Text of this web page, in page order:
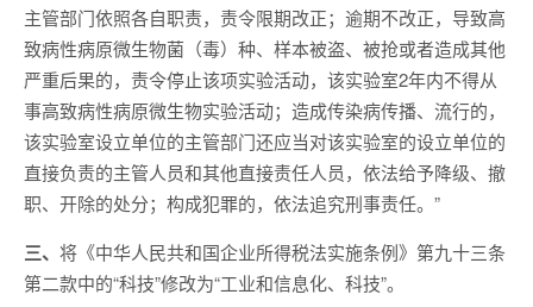
主管部门依照各自职责，责令限期改正；逾期不改正，导致高
致病性病原微生物菌（毒）种、样本被盗、被抢或者造成其他
严重后果的，责令停止该项实验活动，该实验室2年内不得从
事高致病性病原微生物实验活动；造成传染病传播、流行的，
该实验室设立单位的主管部门还应当对该实验室的设立单位的
直接负责的主管人员和其他直接责任人员，依法给予降级、撤
职、开除的处分；构成犯罪的，依法追究刑事责任。”
三、 将《中华人民共和国企业所得税法实施条例》第九十三条
第二款中的“科技”修改为“工业和信息化、科技”。